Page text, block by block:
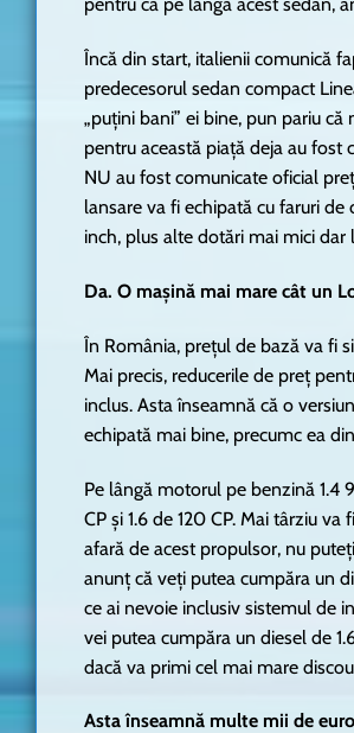
pentru că pe lângă acest sedan,
Încă din start, italienii comunică
predecesorul sedan compact
„puțini bani” ei bine, pun pariu
pentru această piață deja au
NU au fost comunicate oficial
lansare va fi echipată cu faruri
inch, plus alte dotări mai mici
Da. O mașină mai mare cât un
În România, prețul de bază va fi
Mai precis, reducerile de preț
inclus. Asta înseamnă că o
echipată mai bine, precumc ea
Pe lângă motorul pe benzină 1.4
CP și 1.6 de 120 CP. Mai târziu
afară de acest propulsor, nu
anunț că veți putea cumpăra un
ce ai nevoie inclusiv sistemul de
vei putea cumpăra un diesel de
dacă va primi cel mai mare
Asta înseamnă multe mii de